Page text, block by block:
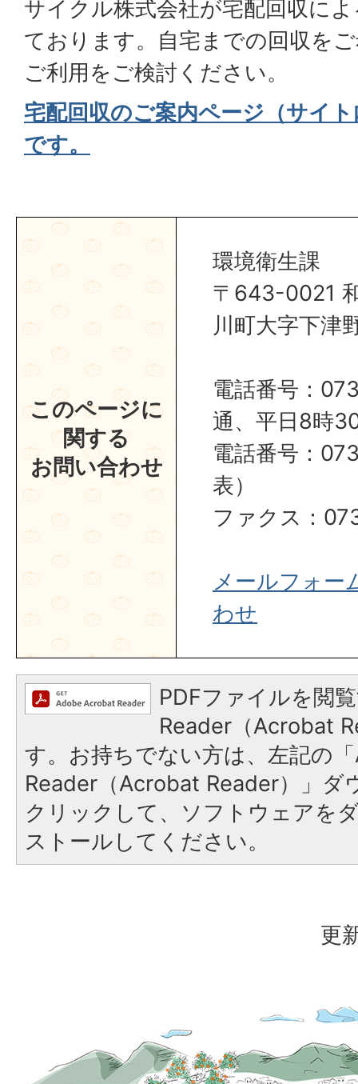
サイクル株式会社が宅配回収に
ております。自宅までの回収を
ご利用をご検討ください。
宅配回収のご案内ページ（サイ
です。
このページに
関する
お問い合わせ
環境衛生課
〒643-0021
川町大字下津
電話番号：
通、平日8時
電話番号：
表）
ファクス：
メールフォー
わせ
PDFファイルを閲
Reader（Acrobat
す。お持ちでない方は、左記の
Reader（Acrobat Reader）」ダ
クリックして、ソフトウェアを
ストールしてください。
更